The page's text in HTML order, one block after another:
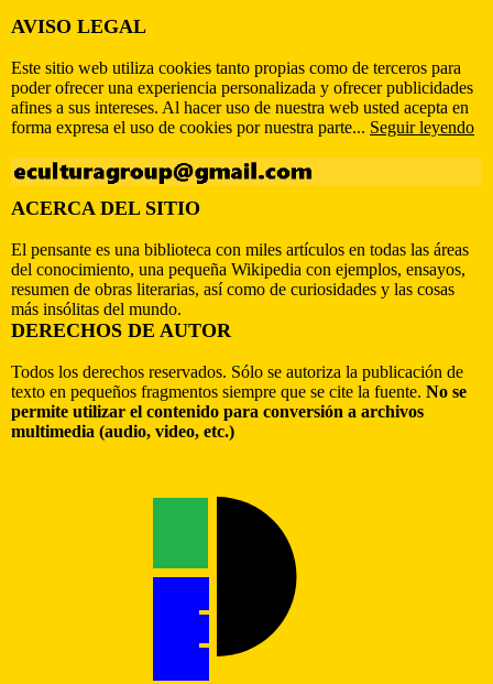
AVISO LEGAL
Este sitio web utiliza cookies tanto propias como de terceros para
poder ofrecer una experiencia personalizada y ofrecer publicidades
afines a sus intereses. Al hacer uso de nuestra web usted acepta en
forma expresa el uso de cookies por nuestra parte... Seguir leyendo
ACERCA DEL SITIO
El pensante es una biblioteca con miles artículos en todas las áreas
del conocimiento, una pequeña Wikipedia con ejemplos, ensayos,
resumen de obras literarias, así como de curiosidades y las cosas
más insólitas del mundo.
DERECHOS DE AUTOR
Todos los derechos reservados. Sólo se autoriza la publicación de
texto en pequeños fragmentos siempre que se cite la fuente. No se
permite utilizar el contenido para conversión a archivos
multimedia (audio, video, etc.)